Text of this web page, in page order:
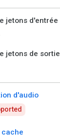
jetons d'entrée
jetons de sortie
d'audio
cache